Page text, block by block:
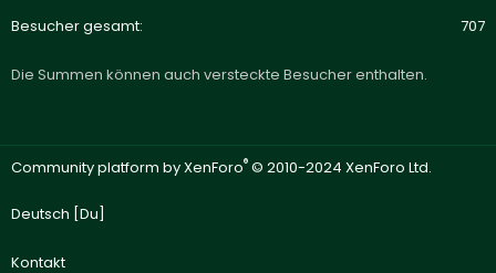
Besucher gesamt 707
Die Summen können auch versteckte Besucher enthalten.
Community platform by XenForo® © 2010-2024 XenForo Ltd.
Deutsch [Du]
Kontakt